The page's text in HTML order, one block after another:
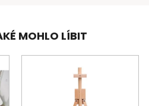
MOHLO LÍBIT